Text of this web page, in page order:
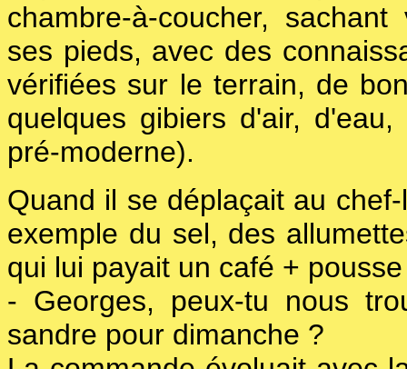
chambre-à-coucher,
ses pieds, avec des
vérifiées sur le terrain, de
quelques gibiers d'air,
pré-moderne).
Quand il se déplaçait au
exemple du sel, des
qui lui payait un café +
- Georges, peux-tu nous
sandre pour dimanche ?